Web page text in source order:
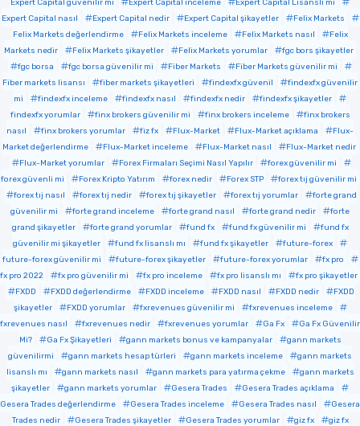
Expert Capital güvenilir mi Expert Capital inceleme
Expert Capital Lisanslı mı
Expert Capital nasıl
Expert Capital nedir Expert Capital şikayetler
Felix Markets
Felix Markets değerlendirme
Felix Markets inceleme Felix Markets nasıl
Felix
Markets nedir
Felix Markets şikayetler Felix Markets yorumlar
fgc bors şikayetler
fgc borsa
fgc borsa güvenilir mi Fiber Markets
Fiber Markets güvenilir mi
Fiber markets lisansı
fiber markets şikayetleri findexfx güvenil
findexfx güvenilir
mi
findexfx inceleme findexfx nasıl findexfx nedir
findexfx şikayetler
findexfx yorumlar
finx brokers güvenilir mi finx brokers inceleme
finx brokers
nasıl
finx brokers yorumlar fiz fx Flux-Market Flux-Market açıklama
Flux-
Market değerlendirme
Flux-Market inceleme Flux-Market nasıl
Flux-Market nedir
Flux-Market yorumlar
Forex Firmaları Seçimi Nasıl Yapılır
forex güvenilir mi
forex güvenli mi
Forex Kripto Yatırım forex nedir Forex STP
forex tıj güvenilir mi
forex tıj nasıl
forex tıj nedir forex tıj şikayetler forex tıj yorumlar
forte grand
güvenilir mi
forte grand inceleme forte grand nasıl forte grand nedir
forte
grand şikayetler
forte grand yorumlar fund fx fund fx güvenilir mi
fund fx
güvenilir mi şikayetler
fund fx lisanslı mı fund fx şikayetler
future-forex
future-forex güvenilir mi
future-forex şikayetler future-forex yorumlar
fx pro
fx pro 2022
fx pro güvenilir mi fx pro inceleme fx pro lisanslı mı
fx pro şikayetler
FXDD
FXDD değerlendirme FXDD inceleme FXDD nasıl FXDD nedir
FXDD
şikayetler
FXDD yorumlar fxrevenues güvenilir mi
fxrevenues inceleme
fxrevenues nasıl
fxrevenues nedir fxrevenues yorumlar Ga Fx
Ga Fx Güvenilir
Mi?
Ga Fx Şikayetleri gann markets bonus ve kampanyalar
gann markets
güvenilirmi
gann markets hesap türleri gann markets inceleme
gann markets
lisanslı mı
gann markets nasıl gann markets para yatırma çekme
gann markets
şikayetler
gann markets yorumlar Gesera Trades
Gesera Trades açıklama
Gesera Trades değerlendirme
Gesera Trades inceleme Gesera Trades nasıl
Gesera
Trades nedir
Gesera Trades şikayetler Gesera Trades yorumlar giz fx
giz fx